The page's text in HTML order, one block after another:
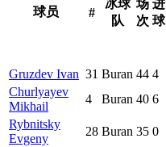
球员 #
冰球
队
场
次
进
球
Gruzdev Ivan 31 Buran 44 4
Churlyayev
Mikhail
4 Buran 40 6
Rybnitsky
Evgeny
28 Buran 35 0